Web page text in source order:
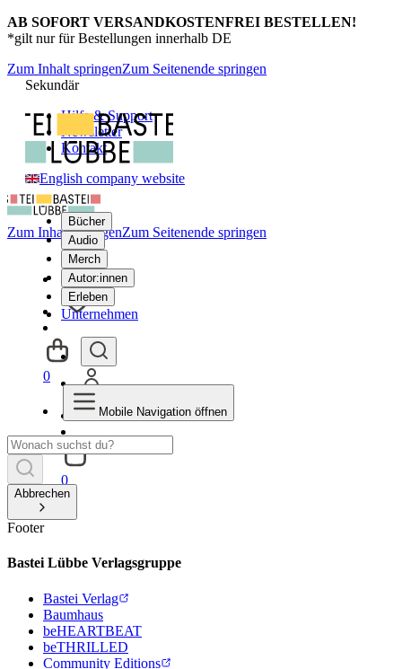
AB SOFORT VERSANDKOSTENFREI BESTELLEN!
*gilt nur für Bestellungen innerhalb DE
Zum Inhalt springenZum Seitenende springen
Sekundär
Hilfe & Support
Newsletter
Kontakt
English company website
Bücher
Audio
Merch
Autor:innen
Erleben
Unternehmen
0
Zum Inhalt springenZum Seitenende springen
0
Mobile Navigation öffnen
Abbrechen
Footer
Bastei Lübbe Verlagsgruppe
Bastei Verlag
Baumhaus
beHEARTBEAT
beTHRILLED
Community Editions